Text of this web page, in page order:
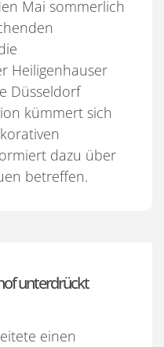
Mai sommerlich
Heiligenhauser
Düsseldorf
kümmert sich
dazu über
betreffen.
unterdrückt
einen